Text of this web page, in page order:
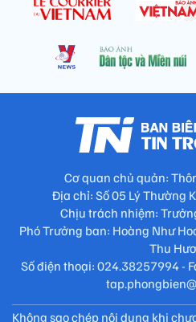
Cơ quan chủ quản:
Địa chỉ: Số 05 Lý Thường
Chịu trách nhiệm:
Phó Trưởng ban: Hoàng Như
Thu
Số điện thoại: 024.38257994 -
Không sao chép nội dung khi